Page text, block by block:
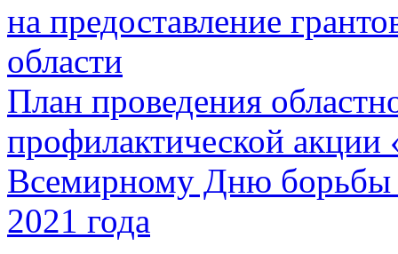
на предоставление
области
План проведения
профилактической
Всемирному Дню борьбы
2021 года